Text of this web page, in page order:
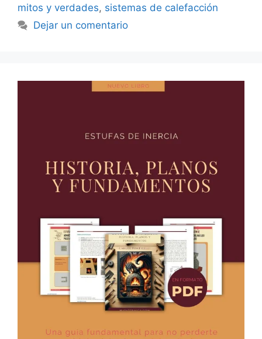
mitos y verdades, sistemas de calefacción
Dejar un comentario